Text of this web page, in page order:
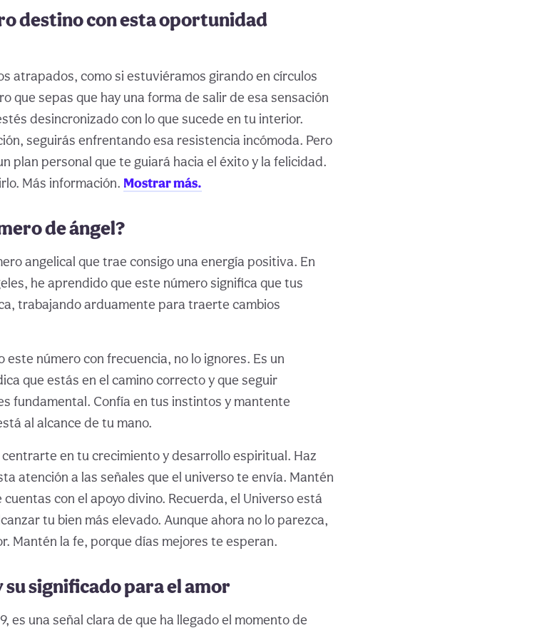
destino con esta oportunidad
atrapados, como si estuviéramos girando en círculos
que sepas que hay una forma de salir de esa sensación
desincronizado con lo que sucede en tu interior.
seguirás enfrentando esa resistencia incómoda. Pero
plan personal que te guiará hacia el éxito y la felicidad.
Más información. Mostrar más.
de ángel?
angelical que trae consigo una energía positiva. En
he aprendido que este número significa que tus
trabajando arduamente para traerte cambios
número con frecuencia, no lo ignores. Es un
que estás en el camino correcto y que seguir
fundamental. Confía en tus instintos y mantente
al alcance de tu mano.
en tu crecimiento y desarrollo espiritual. Haz
atención a las señales que el universo te envía. Mantén
con el apoyo divino. Recuerda, el Universo está
tu bien más elevado. Aunque ahora no lo parezca,
Mantén la fe, porque días mejores te esperan.
su significado para el amor
es una señal clara de que ha llegado el momento de